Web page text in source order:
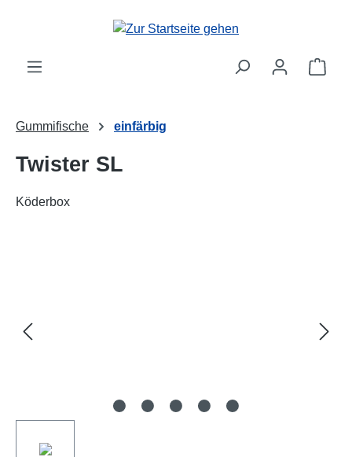
Gummifische einfärbig
Twister SL
Köderbox